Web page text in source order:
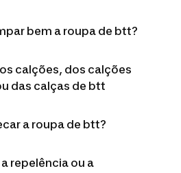
bem a roupa de btt?
calções, dos calções
das calças de btt
a roupa de btt?
repelência ou a